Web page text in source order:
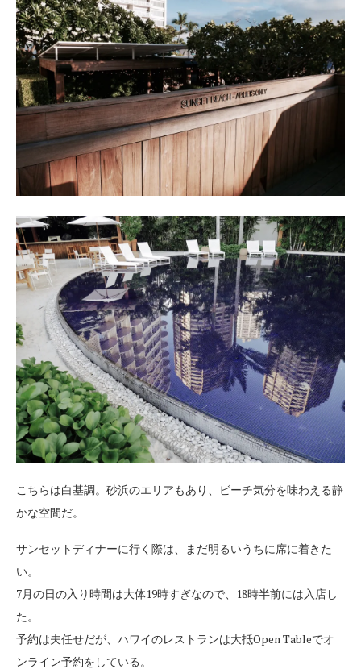
こちらは白基調。砂浜のエリアもあり、ビーチ気分を味わえる静
かな空間だ。
サンセットディナーに行く際は、まだ明るいうちに席に着きた
い。
7月の日の入り時間は大体19時すぎなので、18時半前には入店し
た。
予約は夫任せだが、ハワイのレストランは大抵Open Tableでオ
ンライン予約をしている。